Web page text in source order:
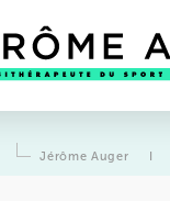
Jérôme Auger I